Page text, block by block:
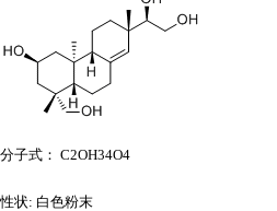
分子式： C2OH34O4
性状: 白色粉末